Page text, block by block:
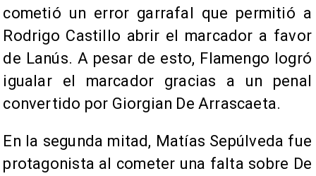
cometió un error garrafal que permitió a
Rodrigo Castillo abrir el marcador a favor
de Lanús. A pesar de esto, Flamengo logró
igualar el marcador gracias a un penal
convertido por Giorgian De Arrascaeta.
En la segunda mitad, Matías Sepúlveda fue
protagonista al cometer una falta sobre De